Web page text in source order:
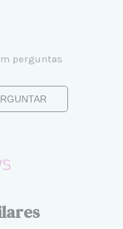
perguntas